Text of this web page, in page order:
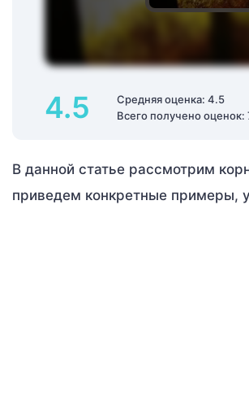
4.5
Средняя оценка: 4.5
Всего получено оценок:
В данной статье рассмотрим
приведем конкретные примеры,